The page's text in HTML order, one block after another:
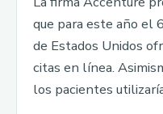
que para este año el
de Estados Unidos
citas en línea.
los pacientes